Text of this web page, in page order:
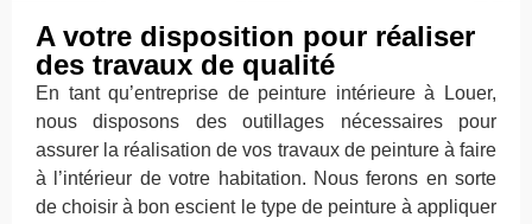
A votre disposition pour réaliser
des travaux de qualité
En tant qu’entreprise de peinture intérieure à Louer,
nous disposons des outillages nécessaires pour
assurer la réalisation de vos travaux de peinture à faire
à l’intérieur de votre habitation. Nous ferons en sorte
de choisir à bon escient le type de peinture à appliquer